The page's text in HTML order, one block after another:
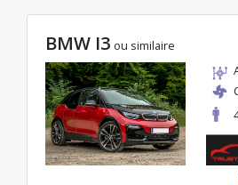
BMW I3 ou similaire